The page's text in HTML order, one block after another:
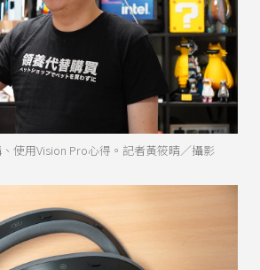
使用Vision Pro心得。記者黃筱晴／攝影